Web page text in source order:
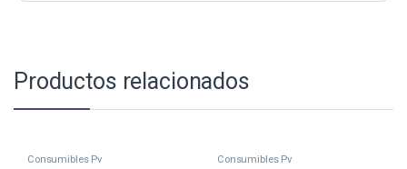
Productos relacionados
Consumibles Pv Consumibles Pv